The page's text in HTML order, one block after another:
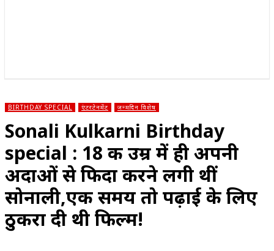
BIRTHDAY SPECIAL एंटरटेनमेंट जन्मदिन विशेष
Sonali Kulkarni Birthday
special : 18 की उम्र में ही अपनी
अदाओं से फिदा करने लगी थीं
सोनाली,एक समय तो पढ़ाई के लिए
ठुकरा दी थी फिल्म!